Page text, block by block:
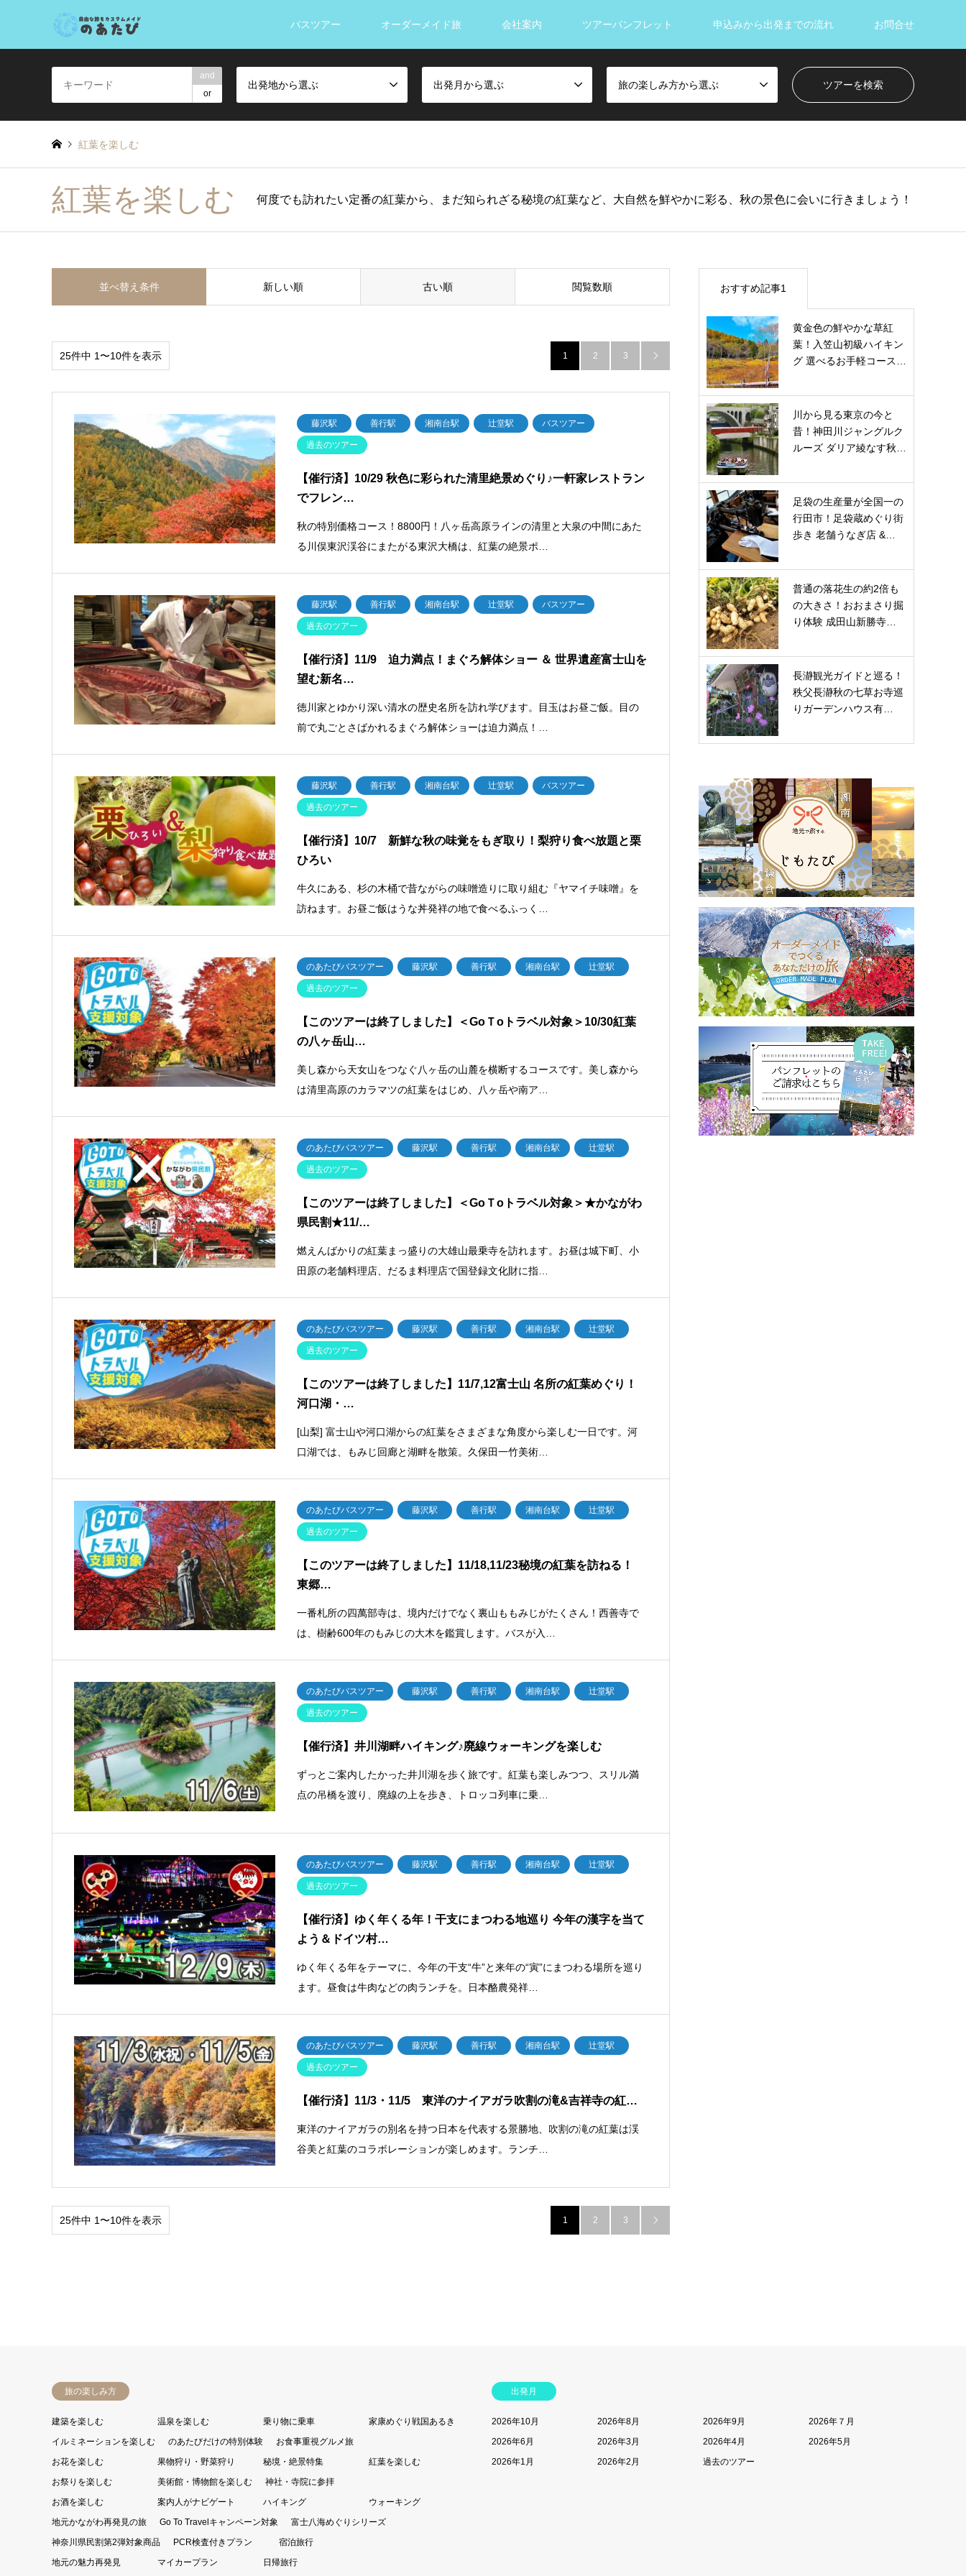
バスツアー オーダーメイド旅 会社案内 ツアーパンフレット 申込みから出発までの流れ お問合せ
and
or
出発地から選ぶ 出発月から選ぶ 旅の楽しみ方から選ぶ
紅葉を楽しむ
紅葉を楽しむ 何度でも訪れたい定番の紅葉から、まだ知られざる秘境の紅葉など、大自然を鮮やかに彩る、秋の景色に会いに行きましょう！
並べ替え条件 新しい順 古い順 閲覧数順
25件中 1〜10件を表示 1 2 3 
藤沢駅 善行駅 湘南台駅 辻堂駅 バスツアー
過去のツアー
【催行済】10/29 秋色に彩られた清里絶景めぐり♪一軒家レストラン
でフレン…
秋の特別価格コース！8800円！八ヶ岳高原ラインの清里と大泉の中間にあた
る川俣東沢渓谷にまたがる東沢大橋は、紅葉の絶景ポ…
藤沢駅 善行駅 湘南台駅 辻堂駅 バスツアー
過去のツアー
【催行済】11/9 迫力満点！まぐろ解体ショー ＆ 世界遺産富士山を
望む新名…
徳川家とゆかり深い清水の歴史名所を訪れ学びます。目玉はお昼ご飯。目の
前で丸ごとさばかれるまぐろ解体ショーは迫力満点！…
藤沢駅 善行駅 湘南台駅 辻堂駅 バスツアー
過去のツアー
【催行済】10/7 新鮮な秋の味覚をもぎ取り！梨狩り食べ放題と栗
ひろい
牛久にある、杉の木桶で昔ながらの味噌造りに取り組む『ヤマイチ味噌』を
訪ねます。お昼ご飯はうな丼発祥の地で食べるふっく…
のあたびバスツアー 藤沢駅 善行駅 湘南台駅 辻堂駅
過去のツアー
【このツアーは終了しました】＜GoＴoトラベル対象＞10/30紅葉
の八ヶ岳山…
美し森から天女山をつなぐ八ヶ岳の山麓を横断するコースです。美し森から
は清里高原のカラマツの紅葉をはじめ、八ヶ岳や南ア…
のあたびバスツアー 藤沢駅 善行駅 湘南台駅 辻堂駅
過去のツアー
【このツアーは終了しました】＜GoＴoトラベル対象＞★かながわ
県民割★11/…
燃えんばかりの紅葉まっ盛りの大雄山最乗寺を訪れます。お昼は城下町、小
田原の老舗料理店、だるま料理店で国登録文化財に指…
のあたびバスツアー 藤沢駅 善行駅 湘南台駅 辻堂駅
過去のツアー
【このツアーは終了しました】11/7,12富士山 名所の紅葉めぐり！
河口湖・…
[山梨] 富士山や河口湖からの紅葉をさまざまな角度から楽しむ一日です。河
口湖では、もみじ回廊と湖畔を散策。久保田一竹美術…
のあたびバスツアー 藤沢駅 善行駅 湘南台駅 辻堂駅
過去のツアー
【このツアーは終了しました】11/18,11/23秘境の紅葉を訪ねる！
東郷…
一番札所の四萬部寺は、境内だけでなく裏山ももみじがたくさん！西善寺で
は、樹齢600年のもみじの大木を鑑賞します。バスが入…
のあたびバスツアー 藤沢駅 善行駅 湘南台駅 辻堂駅
過去のツアー
【催行済】井川湖畔ハイキング♪廃線ウォーキングを楽しむ
ずっとご案内したかった井川湖を歩く旅です。紅葉も楽しみつつ、スリル満
点の吊橋を渡り、廃線の上を歩き、トロッコ列車に乗…
のあたびバスツアー 藤沢駅 善行駅 湘南台駅 辻堂駅
過去のツアー
【催行済】ゆく年くる年！干支にまつわる地巡り 今年の漢字を当て
よう＆ドイツ村…
ゆく年くる年をテーマに、今年の干支“牛”と来年の“寅”にまつわる場所を巡り
ます。昼食は牛肉などの肉ランチを。日本酪農発祥…
のあたびバスツアー 藤沢駅 善行駅 湘南台駅 辻堂駅
過去のツアー
【催行済】11/3・11/5 東洋のナイアガラ吹割の滝&吉祥寺の紅…
東洋のナイアガラの別名を持つ日本を代表する景勝地、吹割の滝の紅葉は渓
谷美と紅葉のコラボレーションが楽しめます。ランチ…
25件中 1〜10件を表示 1 2 3 
おすすめ記事1
黄金色の鮮やかな草紅
葉！入笠山初級ハイキン
グ 選べるお手軽コース…
川から見る東京の今と
昔！神田川ジャングルク
ルーズ ダリア綾なす秋…
足袋の生産量が全国一の
行田市！足袋蔵めぐり街
歩き 老舗うなぎ店 &…
普通の落花生の約2倍も
の大きさ！おおまさり掘
り体験 成田山新勝寺…
長瀞観光ガイドと巡る！
秩父長瀞秋の七草お寺巡
りガーデンハウス有…
旅の楽しみ方
建築を楽しむ 温泉を楽しむ 乗り物に乗車
家康めぐり戦国あるき
イルミネーションを楽しむ
のあたびだけの特別体験
お食事重視グルメ旅
お花を楽しむ
果物狩り・野菜狩り 秘境・絶景特集
紅葉を楽しむ
お祭りを楽しむ
美術館・博物館を楽しむ
神社・寺院に参拝
お酒を楽しむ
案内人がナビゲート ハイキング
ウォーキング
地元かながわ再発見の旅
Go To Travelキャンペーン対象
富士八海めぐりシリーズ
神奈川県民割第2弾対象商品
PCR検査付きプラン
宿泊旅行
地元の魅力再発見
マイカープラン 日帰旅行
出発月
2026年10月 2026年8月 2026年9月
2026年７月
2026年6月
2026年3月 2026年4月
2026年5月
2026年1月
2026年2月 過去のツアー